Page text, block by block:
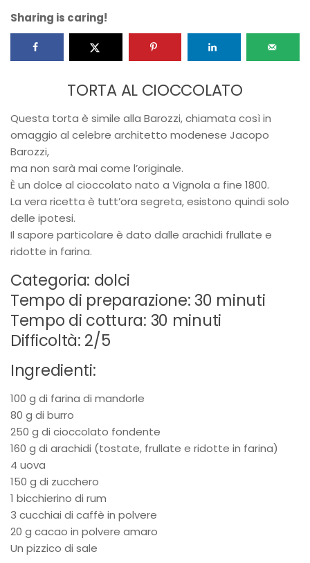
Sharing is caring!
TORTA AL CIOCCOLATO
Questa torta è simile alla Barozzi, chiamata così in
omaggio al celebre architetto modenese Jacopo
Barozzi,
ma non sarà mai come l’originale.
È un dolce al cioccolato nato a Vignola a fine 1800.
La vera ricetta è tutt’ora segreta, esistono quindi solo
delle ipotesi.
Il sapore particolare è dato dalle arachidi frullate e
ridotte in farina.
Categoria: dolci
Tempo di preparazione: 30 minuti
Tempo di cottura: 30 minuti
Difficoltà: 2/5
Ingredienti:
100 g di farina di mandorle
80 g di burro
250 g di cioccolato fondente
160 g di arachidi (tostate, frullate e ridotte in farina)
4 uova
150 g di zucchero
1 bicchierino di rum
3 cucchiai di caffè in polvere
20 g cacao in polvere amaro
Un pizzico di sale